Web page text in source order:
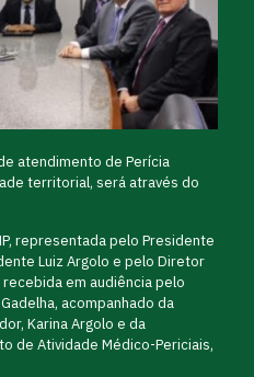
atendimento de Perícia
territorial, será através do
representada pelo Presidente
Luiz Argolo e pelo Diretor
em audiência pelo
acompanhado da
Karina Argolo e da
de Atividade Médico-Periciais,